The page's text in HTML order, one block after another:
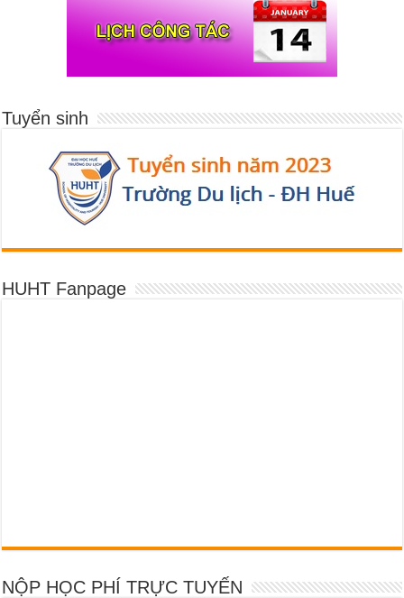
Tuyển sinh
HUHT Fanpage
NỘP HỌC PHÍ TRỰC TUYẾN